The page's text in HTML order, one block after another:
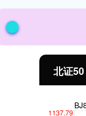
北证50